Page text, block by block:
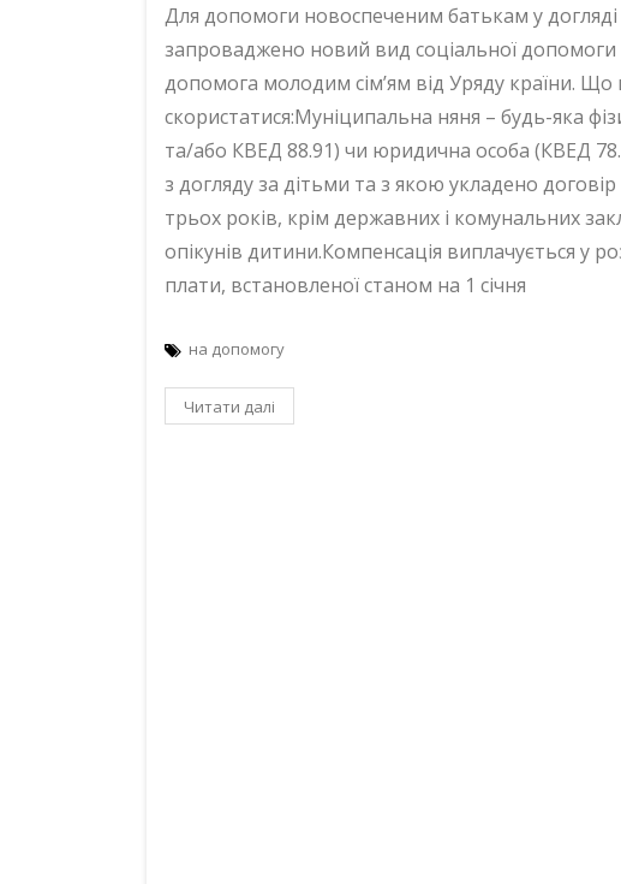
Для допомоги новоспеченим батькам у
запроваджено новий вид соціальної
допомога молодим сім’ям від Уряду країни. Що
скористатися:Муніципальна няня – будь-яка
та/або КВЕД 88.91) чи юридична особа (КВЕД
з догляду за дітьми та з якою укладено
трьох років, крім державних і комунальних
опікунів дитини.Компенсація виплачується у
плати, встановленої станом на 1 січня
на допомогу
Читати далі